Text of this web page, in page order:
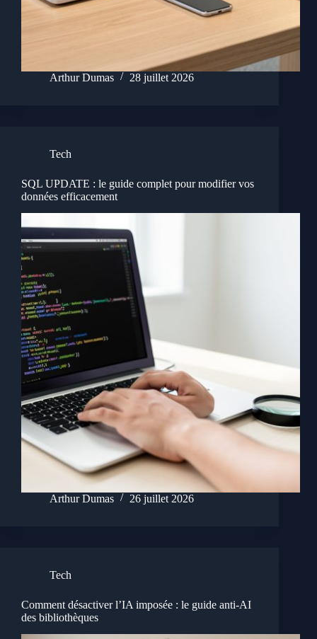
Arthur Dumas 28 juillet 2026
Tech
SQL UPDATE : le guide complet pour modifier vos
données efficacement
Arthur Dumas 26 juillet 2026
Tech
Comment désactiver l’IA imposée : le guide anti-AI
des bibliothèques